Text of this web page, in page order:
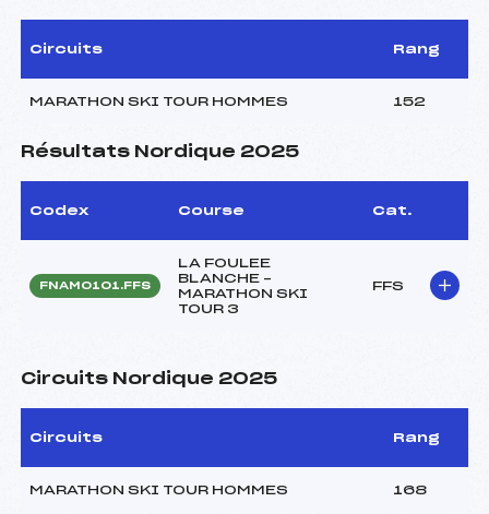
Circuits Rang
MARATHON SKI TOUR HOMMES 152
Résultats Nordique 2025
Codex Course Cat.
FNAM0101.FFS
LA FOULEE
BLANCHE –
MARATHON SKI
TOUR 3
FFS
Circuits Nordique 2025
Circuits Rang
MARATHON SKI TOUR HOMMES 168